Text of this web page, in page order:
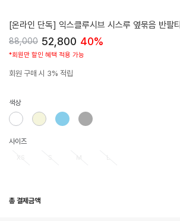
[온라인 단독] 익스클루시브 시스루 옆묶음 반팔티
88,000 52,800 40%
*회원만 할인 혜택 적용 가능
회원 구매 시 3% 적립
색상
사이즈
총 결제금액